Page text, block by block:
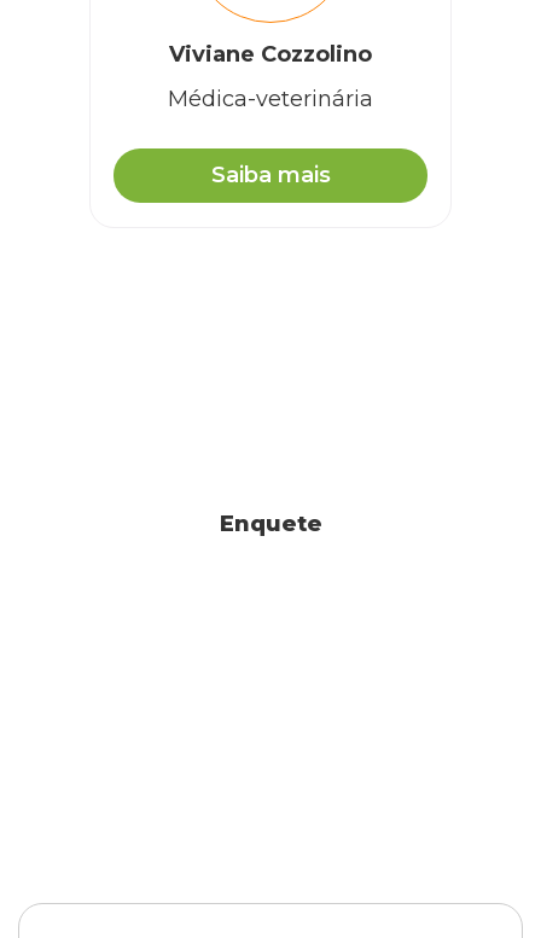
Viviane Cozzolino
Médica-veterinária
Saiba mais
Enquete